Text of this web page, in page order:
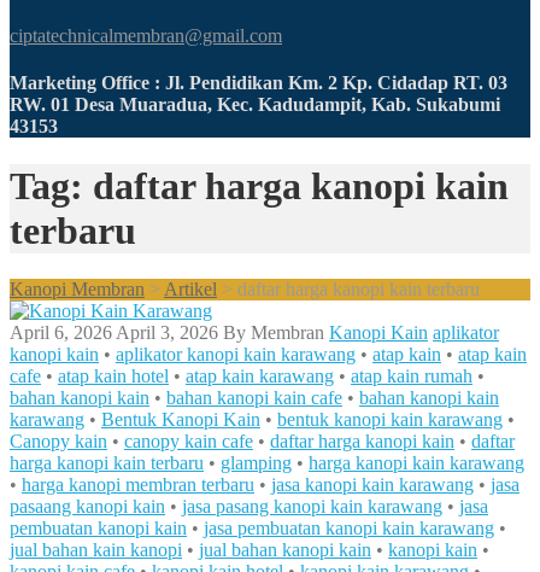
ciptatechnicalmembran@gmail.com
Marketing Office : Jl. Pendidikan Km. 2 Kp. Cidadap RT. 03
RW. 01 Desa Muaradua, Kec. Kadudampit, Kab. Sukabumi
43153
Tag: daftar harga kanopi kain
terbaru
Kanopi Membran > Artikel > daftar harga kanopi kain terbaru
April 6, 2026 April 3, 2026 By Membran Kanopi Kain aplikator
kanopi kain • aplikator kanopi kain karawang • atap kain • atap kain
cafe • atap kain hotel • atap kain karawang • atap kain rumah •
bahan kanopi kain • bahan kanopi kain cafe • bahan kanopi kain
karawang • Bentuk Kanopi Kain • bentuk kanopi kain karawang •
Canopy kain • canopy kain cafe • daftar harga kanopi kain • daftar
harga kanopi kain terbaru • glamping • harga kanopi kain karawang
• harga kanopi membran terbaru • jasa kanopi kain karawang • jasa
pasaang kanopi kain • jasa pasang kanopi kain karawang • jasa
pembuatan kanopi kain • jasa pembuatan kanopi kain karawang •
jual bahan kain kanopi • jual bahan kanopi kain • kanopi kain •